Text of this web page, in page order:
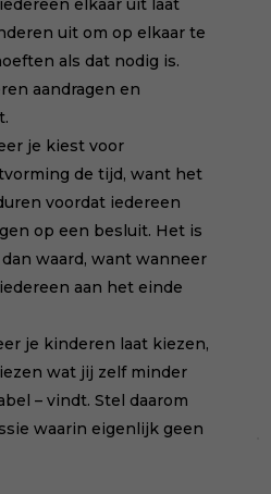
elkaar uit laat
uit om op elkaar te
als dat nodig is.
aandragen en
je kiest voor
de tijd, want het
voordat iedereen
op een besluit. Het is
waard, want wanneer
aan het einde
je kinderen laat kiezen,
wat jij zelf minder
– vindt. Stel daarom
waarin eigenlijk geen